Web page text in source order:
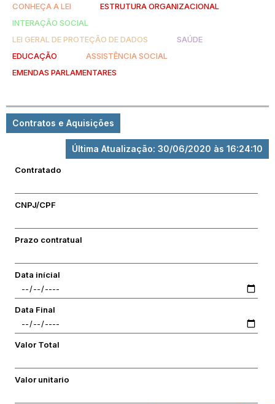
CONHEÇA A LEI
ESTRUTURA ORGANIZACIONAL
INTERAÇÃO SOCIAL
LEI GERAL DE PROTEÇÃO DE DADOS
SAÚDE
EDUCAÇÃO
ASSISTÊNCIA SOCIAL
EMENDAS PARLAMENTARES
Contratos e Aquisições
Última Atualização: 30/06/2020 às 16:24:10
Contratado
CNPJ/CPF
Prazo contratual
Data inícial
Data Final
Valor Total
Valor unitario